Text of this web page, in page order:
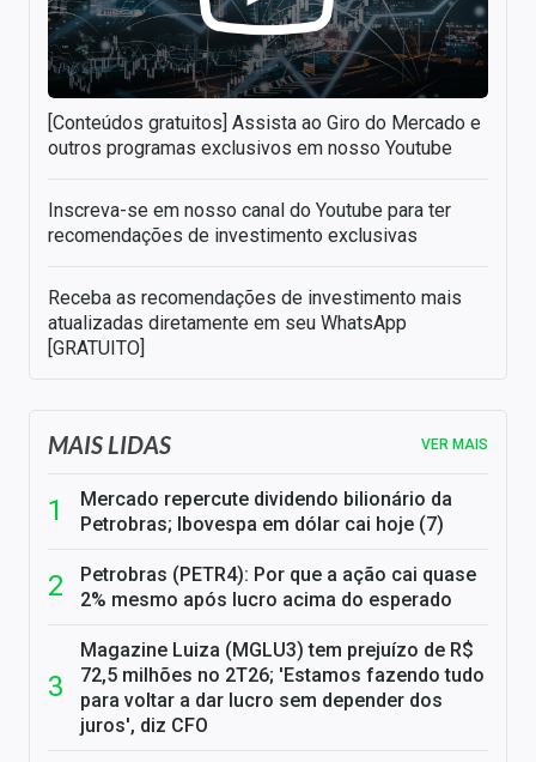
[Conteúdos gratuitos] Assista ao Giro do Mercado e
outros programas exclusivos em nosso Youtube
Inscreva-se em nosso canal do Youtube para ter
recomendações de investimento exclusivas
Receba as recomendações de investimento mais
atualizadas diretamente em seu WhatsApp
[GRATUITO]
MAIS LIDAS VER MAIS
Mercado repercute dividendo bilionário da
Petrobras; Ibovespa em dólar cai hoje (7)
Petrobras (PETR4): Por que a ação cai quase
2% mesmo após lucro acima do esperado
Magazine Luiza (MGLU3) tem prejuízo de R$
72,5 milhões no 2T26; 'Estamos fazendo tudo
para voltar a dar lucro sem depender dos
juros', diz CFO